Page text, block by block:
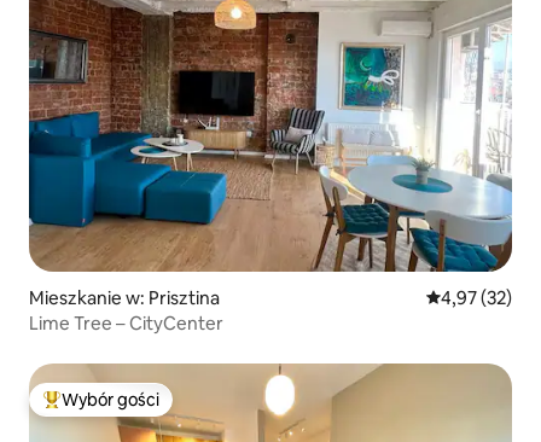
Mieszkanie w: Prisztina Średnia
4,97 (32)
Lime Tree – CityCenter
Najpopularniejsze z kategorii Wybór gości
Wybór gości